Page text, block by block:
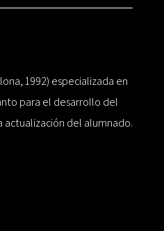
1992) especializada en
para el desarrollo del
del alumnado.